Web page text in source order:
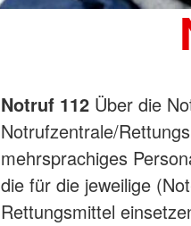
Notruf 112 Über die
Notrufzentrale/
mehrsprachiges
die für die jeweilige
Rettungsmittel